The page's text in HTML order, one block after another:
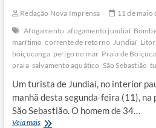
Redação Nova Imprensa
11 de maio
Afogamento afogamento jundiaí
marítimo corrente de retorno Jundiaí
boiçucanga perigo no mar Praia de
praia salvamento aquático São Sebastião
Um turista de Jundiaí, no interior
manhã desta segunda-feira (11), na
São Sebastião. O homem de 34…
Veja maisTurista